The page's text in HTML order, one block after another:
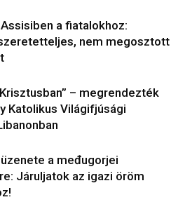
a fiatalokhoz:
nem megosztott
– megrendezték
Katolikus Világifjúsági
a međugorjei
Járuljatok az igazi öröm